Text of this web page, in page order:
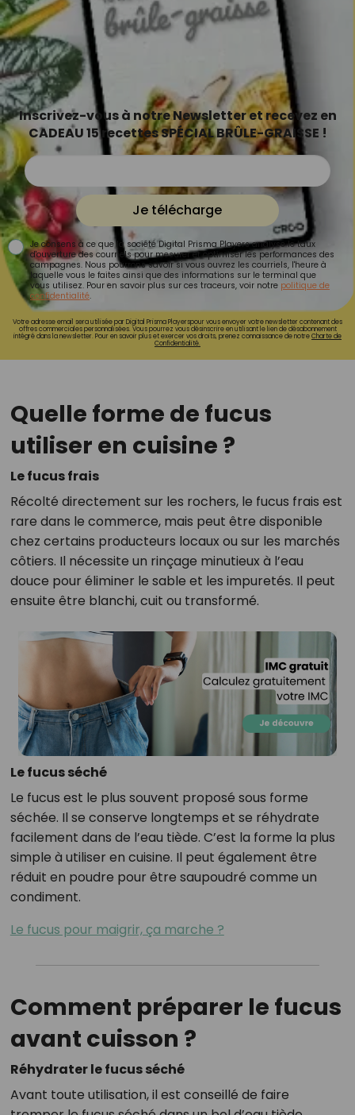
Inscrivez-vous à notre Newsletter et recevez en
CADEAU 15 recettes SPÉCIAL BRÛLE-GRAISSE !
Je télécharge
Je consens à ce que la société Digital Prisma Players analyse le taux
d'ouverture des courriels pour mesurer et optimiser les performances des
campagnes. Nous pourrons savoir si vous ouvrez les courriels, l'heure à
laquelle vous le faites ainsi que des informations sur le terminal que
vous utilisez. Pour en savoir plus sur ces traceurs, voir notre politique de
confidentialité.
Votre adresse email sera utilisée par Digital Prisma Playerspour vous envoyer votre newsletter contenant des
offres commerciales personnalisées. Vous pourrez vous désinscrire en utilisant le lien de désabonnement
intégré dans la newsletter. Pour en savoir plus et exercer vos droits, prenez connaissance de notreCharte de
Confidentialité.
Quelle forme de fucus
utiliser en cuisine ?
Le fucus frais
Récolté directement sur les rochers, le fucus frais est
rare dans le commerce, mais peut être disponible
chez certains producteurs locaux ou sur les marchés
côtiers. Il nécessite un rinçage minutieux à l’eau
douce pour éliminer le sable et les impuretés. Il peut
ensuite être blanchi, cuit ou transformé.
Le fucus séché
Le fucus est le plus souvent proposé sous forme
séchée. Il se conserve longtemps et se réhydrate
facilement dans de l’eau tiède. C’est la forme la plus
simple à utiliser en cuisine. Il peut également être
réduit en poudre pour être saupoudré comme un
condiment.
Le fucus pour maigrir, ça marche ?
Comment préparer le fucus
avant cuisson ?
Réhydrater le fucus séché
Avant toute utilisation, il est conseillé de faire